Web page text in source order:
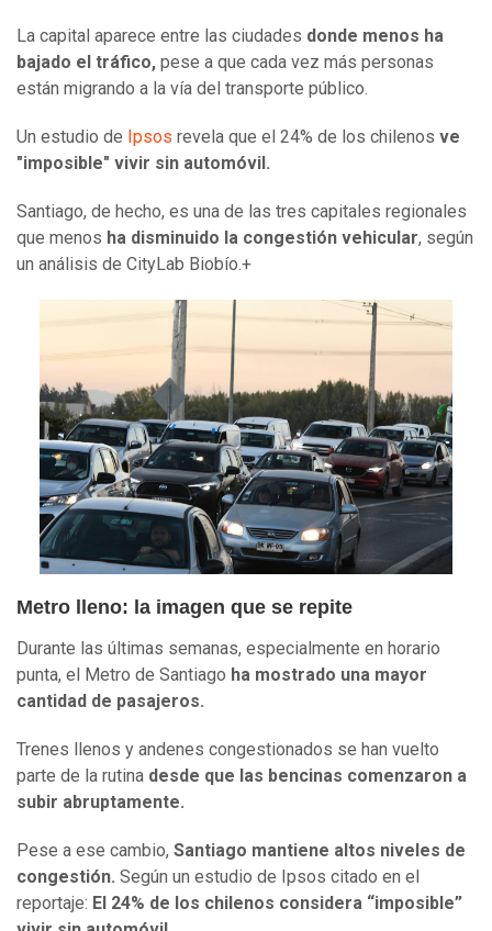
La capital aparece entre las ciudades donde menos ha
bajado el tráfico, pese a que cada vez más personas
están migrando a la vía del transporte público.
Un estudio de Ipsos revela que el 24% de los chilenos ve
"imposible" vivir sin automóvil.
Santiago, de hecho, es una de las tres capitales regionales
que menos ha disminuido la congestión vehicular, según
un análisis de CityLab Biobío.+
Metro lleno: la imagen que se repite
Durante las últimas semanas, especialmente en horario
punta, el Metro de Santiago ha mostrado una mayor
cantidad de pasajeros.
Trenes llenos y andenes congestionados se han vuelto
parte de la rutina desde que las bencinas comenzaron a
subir abruptamente.
Pese a ese cambio, Santiago mantiene altos niveles de
congestión. Según un estudio de Ipsos citado en el
reportaje: El 24% de los chilenos considera “imposible”